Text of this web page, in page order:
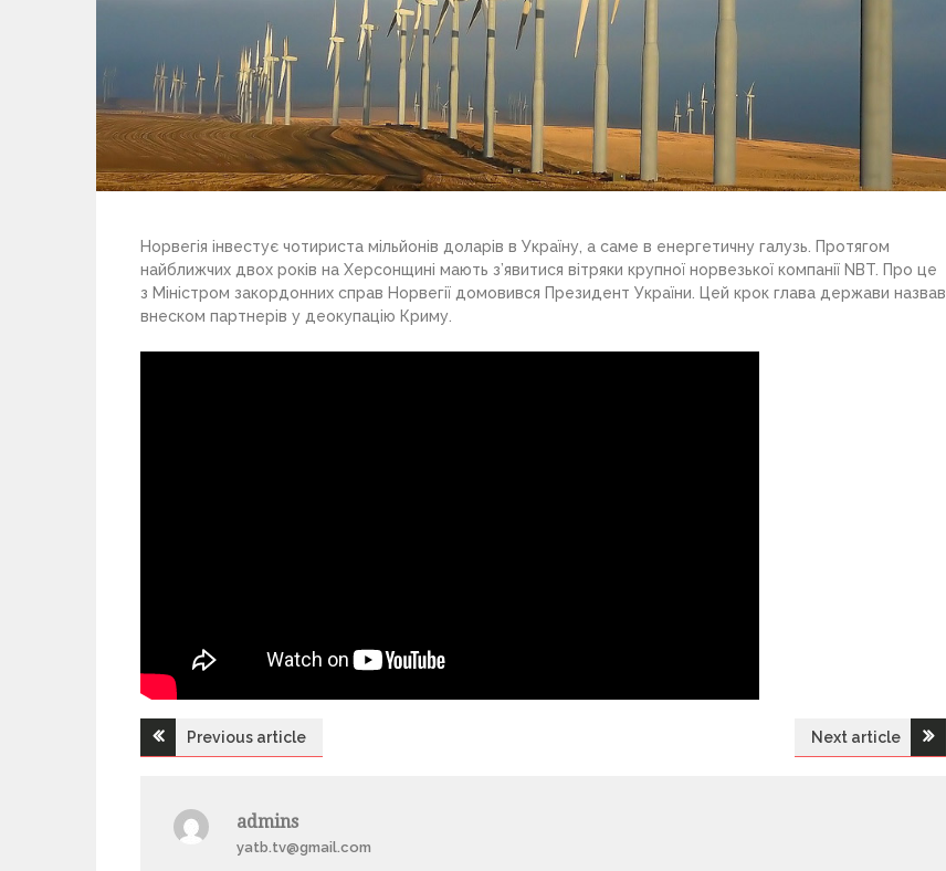
Норвегія інвестує чотириста мільйонів доларів в Україну, а саме в енергетичну галузь. Протягом
найближчих двох років на Херсонщині мають з’явитися вітряки крупної норвезької компанії NBT. Про це
з Міністром закордонних справ Норвегії домовився Президент України. Цей крок глава держави назвав
внеском партнерів у деокупацію Криму.
Н
Previous article Next article
admins
yatb.tv@gmail.com